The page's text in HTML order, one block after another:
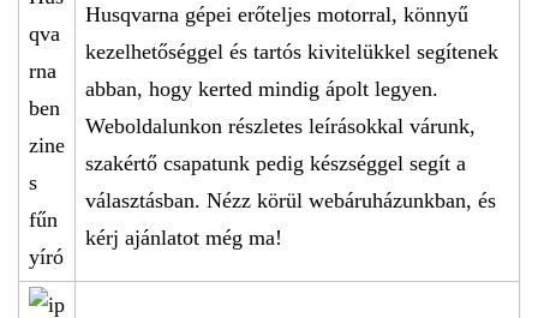
Husqvarna gépei erőteljes motorral, könnyű
kezelhetőséggel és tartós kivitelükkel segítenek
abban, hogy kerted mindig ápolt legyen.
Weboldalunkon részletes leírásokkal várunk,
szakértő csapatunk pedig készséggel segít a
választásban. Nézz körül webáruházunkban, és
kérj ajánlatot még ma!